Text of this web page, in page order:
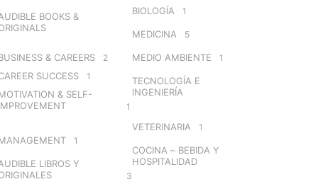
BOOKS &
& CAREERS 2
SUCCESS 1
& SELF-
1
LIBROS Y
BIOLOGÍA 1
MEDICINA 5
MEDIO AMBIENTE 1
TECNOLOGÍA E
INGENIERÍA
1
VETERINARIA 1
COCINA – BEBIDA Y
HOSPITALIDAD
3